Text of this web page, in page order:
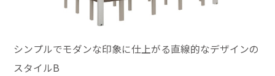
シンプルでモダンな印象に仕上がる直線的なデザインの
スタイルB